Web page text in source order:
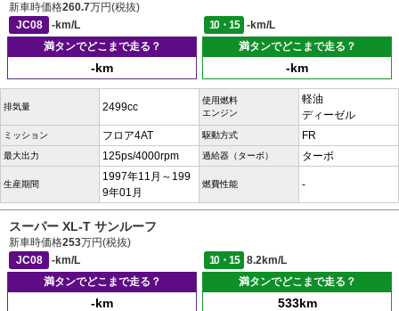
新車時価格260.7万円(税抜)
JC08
-km/L 10・15
-km/L
満タンでどこまで走る？
-km
満タンでどこまで走る？
-km
排気量 2499cc
使用燃料
エンジン
軽油
ディーゼル
ミッション フロア4AT 駆動方式 FR
最大出力 125ps/4000rpm 過給器（ターボ） ターボ
生産期間
1997年11月～199
9年01月
燃費性能 -
スーパー XL-T サンルーフ
新車時価格253万円(税抜)
JC08
-km/L 10・15
8.2km/L
満タンでどこまで走る？
-km
満タンでどこまで走る？
533km